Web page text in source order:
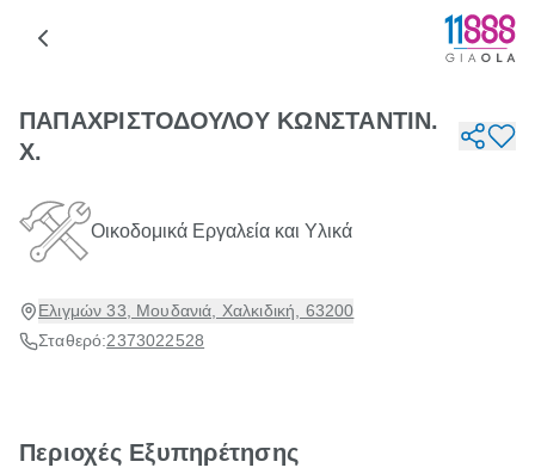
ΠΑΠΑΧΡΙΣΤΟΔΟΥΛΟΥ ΚΩΝΣΤΑΝΤΙΝ.
Χ.
Οικοδομικά Εργαλεία και Υλικά
Ελιγμών 33, Μουδανιά, Χαλκιδική, 63200
Σταθερό:2373022528
Περιοχές Εξυπηρέτησης